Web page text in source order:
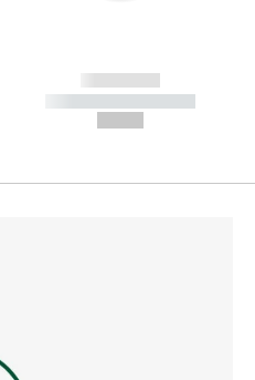
------------
----------- -----------